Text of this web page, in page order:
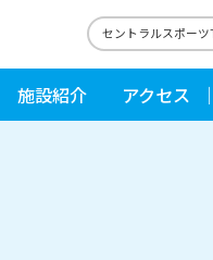
セントラルスポーツ
施設紹介 アクセス